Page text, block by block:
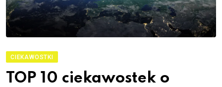
CIEKAWOSTKI
TOP 10 ciekawostek o